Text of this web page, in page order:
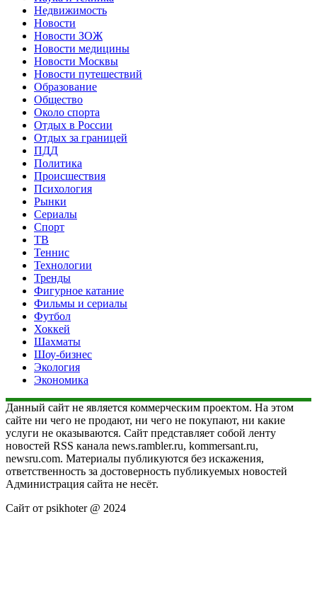
Недвижимость
Новости
Новости ЗОЖ
Новости медицины
Новости Москвы
Новости путешествий
Образование
Общество
Около спорта
Отдых в России
Отдых за границей
ПДД
Политика
Происшествия
Психология
Рынки
Сериалы
Спорт
ТВ
Теннис
Технологии
Тренды
Фигурное катание
Фильмы и сериалы
Футбол
Хоккей
Шахматы
Шоу-бизнес
Экология
Экономика
Данный сайт не является коммерческим проектом. На этом
сайте ни чего не продают, ни чего не покупают, ни какие
услуги не оказываются. Сайт представляет собой ленту
новостей RSS канала news.rambler.ru, kommersant.ru,
newsru.com. Материалы публикуются без искажения,
ответственность за достоверность публикуемых новостей
Администрация сайта не несёт.
Сайт от psikhoter @ 2024